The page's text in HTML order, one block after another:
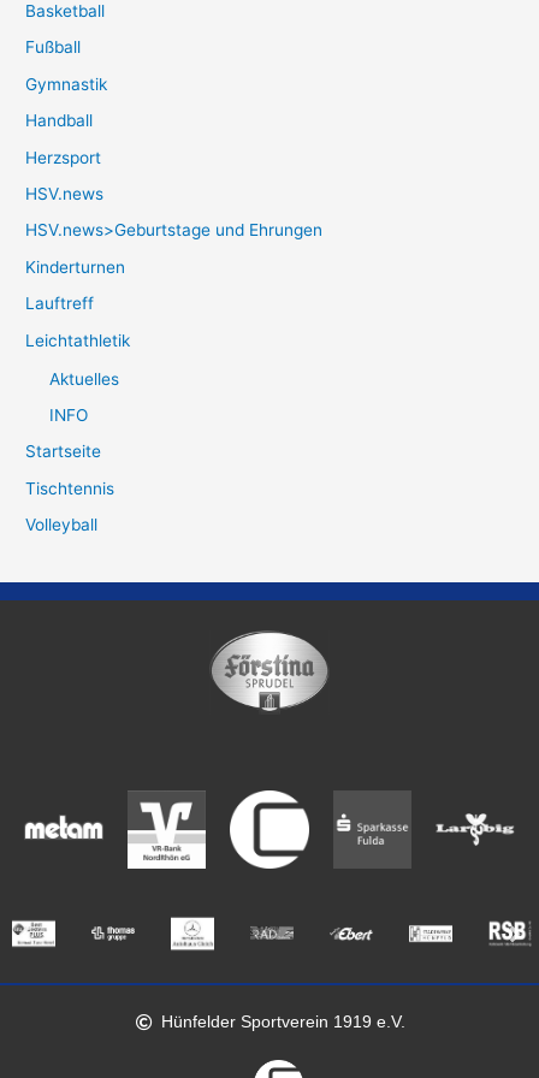
Basketball
Fußball
Gymnastik
Handball
Herzsport
HSV.news
HSV.news>Geburtstage und Ehrungen
Kinderturnen
Lauftreff
Leichtathletik
Aktuelles
INFO
Startseite
Tischtennis
Volleyball
Hünfelder Sportverein 1919 e.V.